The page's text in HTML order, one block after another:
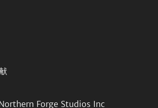
Forge Studios Inc